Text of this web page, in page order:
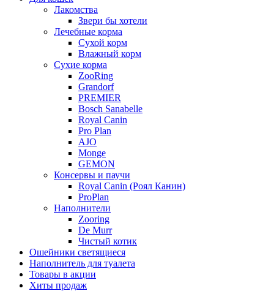
Лакомства
Звери бы хотели
Лечебные корма
Сухой корм
Влажный корм
Сухие корма
ZooRing
Grandorf
PREMIER
Bosch Sanabelle
Royal Canin
Pro Plan
AJO
Monge
GEMON
Консервы и паучи
Royal Canin (Роял Канин)
ProPlan
Наполнители
Zooring
De Murr
Чистый котик
Ошейники светящиеся
Наполнитель для туалета
Товары в акции
Хиты продаж